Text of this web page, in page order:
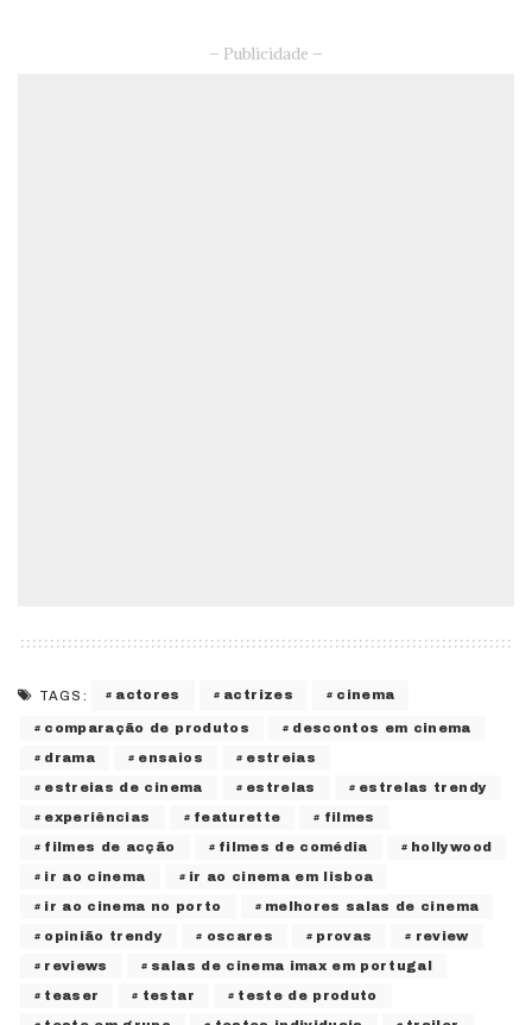
– Publicidade –
TAGS: actores actrizes cinema
comparação de produtos descontos em cinema
drama ensaios estreias
estreias de cinema estrelas estrelas trendy
experiências featurette filmes
filmes de acção filmes de comédia hollywood
ir ao cinema ir ao cinema em lisboa
ir ao cinema no porto melhores salas de cinema
opinião trendy oscares provas review
reviews salas de cinema imax em portugal
teaser testar teste de produto